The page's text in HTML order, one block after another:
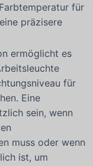
für
präzisere
ermöglicht es
für
Eine
sein, wenn
muss oder wenn
ist, um